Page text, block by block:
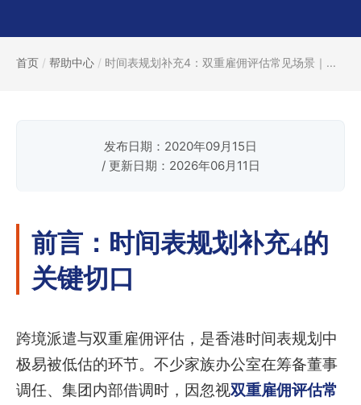
首页 / 帮助中心 / 时间表规划补充4：双重雇佣评估常见场景｜...
发布日期：2020年09月15日
/ 更新日期：2026年06月11日
前言：时间表规划补充4的
关键切口
跨境派遣与双重雇佣评估，是香港时间表规划中
极易被低估的环节。不少家族办公室在筹备董事
调任、集团内部借调时，因忽视双重雇佣评估常